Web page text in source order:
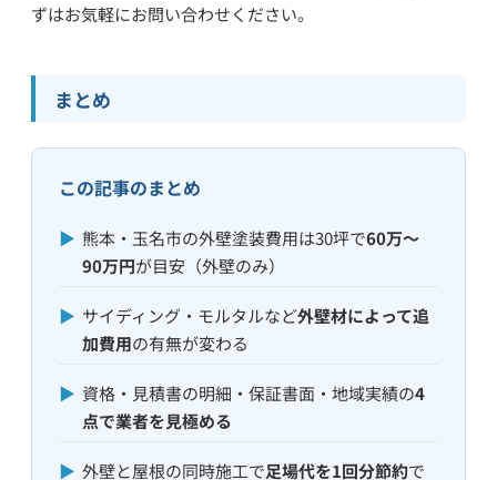
ずはお気軽にお問い合わせください。
まとめ
この記事のまとめ
▶ 熊本・玉名市の外壁塗装費用は30坪で60万〜
90万円が目安（外壁のみ）
▶ サイディング・モルタルなど外壁材によって追
加費用の有無が変わる
▶ 資格・見積書の明細・保証書面・地域実績の4
点で業者を見極める
▶ 外壁と屋根の同時施工で足場代を1回分節約で